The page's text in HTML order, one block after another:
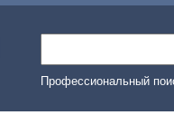
Профессиональный